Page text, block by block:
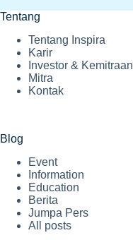
Tentang
Tentang Inspira
Karir
Investor & Kemitraan
Mitra
Kontak
Blog
Event
Information
Education
Berita
Jumpa Pers
All posts